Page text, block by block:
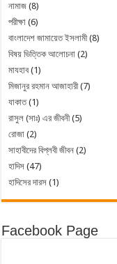
নামাজ (8)
পরীক্ষা (6)
বাংলাদেশ জামায়েত ইসলামী(8)
বিষয় ভিত্তিক আলোচনা (2)
মাযহাব (1)
মিজানুর রহমান আজাহারী(7)
যাকাত(1)
রাসুল (সাঃ) এর জীবনী(5)
রোজা (2)
সাহাবীদের বিপ্লবী জীবন (2)
হাদিস (47)
হাদিসের দারস (1)
Facebook Page